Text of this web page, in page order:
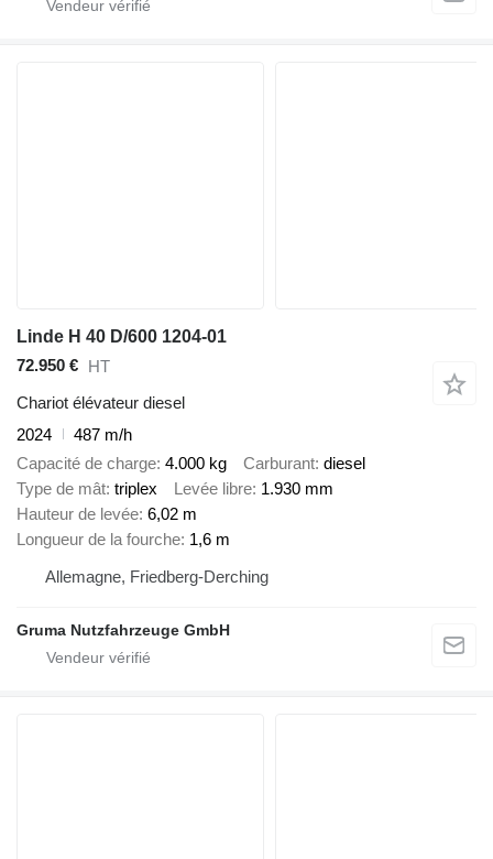
Linde H 40 D/600 1204-01
72.950 € HT
Chariot élévateur diesel
2024
487 m/h
Capacité de charge 4.000 kg Carburant diesel
Type de mât triplex Levée libre 1.930 mm
Hauteur de levée 6,02 m
Longueur de la fourche 1,6 m
Allemagne, Friedberg-Derching
Gruma Nutzfahrzeuge GmbH